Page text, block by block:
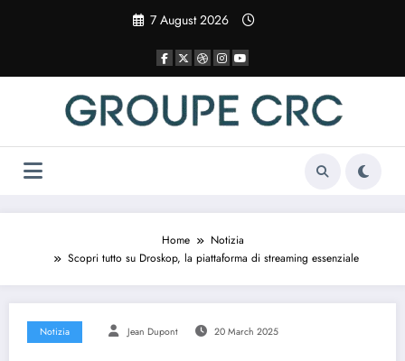
7 August 2026
Home
Notizia
Scopri tutto su Droskop, la piattaforma di streaming essenziale
Notizia Jean Dupont 20 March 2025